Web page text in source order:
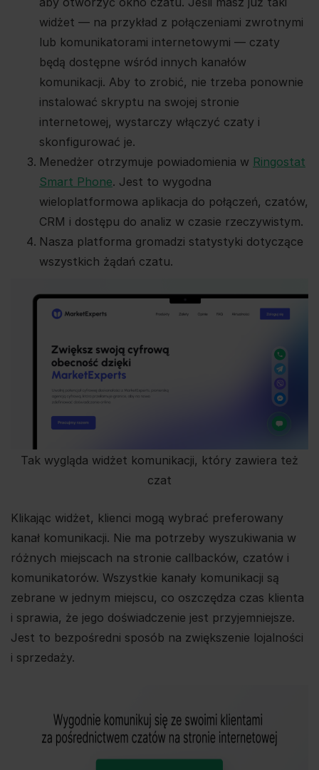
widżet — na przykład z połączeniami zwrotnymi
lub komunikatorami internetowymi — czaty
będą dostępne wśród innych kanałów
komunikacji. Aby to zrobić, nie trzeba ponownie
instalować skryptu na swojej stronie
internetowej, wystarczy włączyć czaty i
skonfigurować je.
Menedżer otrzymuje powiadomienia w Ringostat
Smart Phone. Jest to wygodna
wieloplatformowa aplikacja do połączeń, czatów,
CRM i dostępu do analiz w czasie rzeczywistym.
Nasza platforma gromadzi statystyki dotyczące
wszystkich żądań czatu.
Tak wygląda widżet komunikacji, który zawiera też
czat
Klikając widżet, klienci mogą wybrać preferowany
kanał komunikacji. Nie ma potrzeby wyszukiwania w
różnych miejscach na stronie callbacków, czatów i
komunikatorów. Wszystkie kanały komunikacji są
zebrane w jednym miejscu, co oszczędza czas klienta
i sprawia, że jego doświadczenie jest przyjemniejsze.
Jest to bezpośredni sposób na zwiększenie lojalności
i sprzedaży.